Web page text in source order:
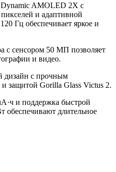
AMOLED 2X с
и адаптивной
Гц обеспечивает яркое и
с сенсором 50 МП позволяет
и видео.​
дизайн с прочным
защитой Gorilla Glass Victus 2.​
и поддержка быстрой
обеспечивают длительное